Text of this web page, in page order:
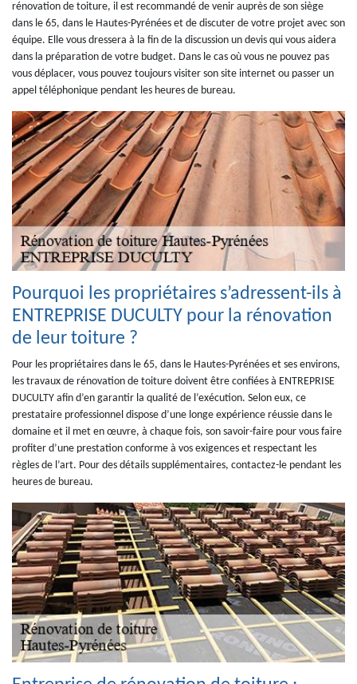
rénovation de toiture, il est recommandé de venir auprès de son siège
dans le 65, dans le Hautes-Pyrénées et de discuter de votre projet avec son
équipe. Elle vous dressera à la fin de la discussion un devis qui vous aidera
dans la préparation de votre budget. Dans le cas où vous ne pouvez pas
vous déplacer, vous pouvez toujours visiter son site internet ou passer un
appel téléphonique pendant les heures de bureau.
Pourquoi les propriétaires s’adressent-ils à
ENTREPRISE DUCULTY pour la rénovation
de leur toiture ?
Pour les propriétaires dans le 65, dans le Hautes-Pyrénées et ses environs,
les travaux de rénovation de toiture doivent être confiées à ENTREPRISE
DUCULTY afin d’en garantir la qualité de l’exécution. Selon eux, ce
prestataire professionnel dispose d’une longe expérience réussie dans le
domaine et il met en œuvre, à chaque fois, son savoir-faire pour vous faire
profiter d’une prestation conforme à vos exigences et respectant les
règles de l’art. Pour des détails supplémentaires, contactez-le pendant les
heures de bureau.